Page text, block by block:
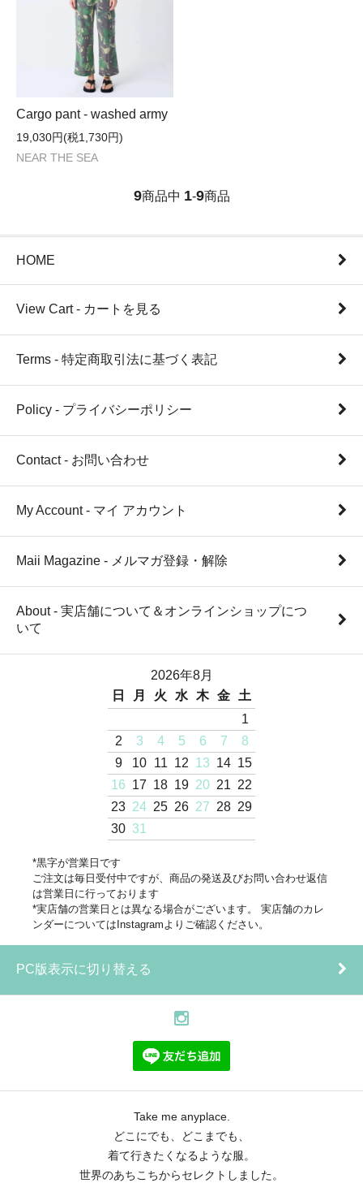
Cargo pant - washed army
19,030円(税1,730円)
NEAR THE SEA
9商品中 1-9商品
HOME
View Cart - カートを見る
Terms - 特定商取引法に基づく表記
Policy - プライバシーポリシー
Contact - お問い合わせ
My Account - マイ アカウント
Maii Magazine - メルマガ登録・解除
About - 実店舗について＆オンラインショップにつ
いて
2026年8月
日
月 火 水 木 金
土
1
2
3 4 5 6 7
8
9
10 11 12 13 14 15
16 17 18 19 20 21 22
23 24 25 26 27 28 29
30 31
*黒字が営業日です
ご注文は毎日受付中ですが、商品の発送及びお問い合わせ返信
は営業日に行っております
*実店舗の営業日とは異なる場合がございます。 実店舗のカレ
ンダーについてはInstagramよりご確認ください。
PC版表示に切り替える
Take me anyplace.
どこにでも、どこまでも、
着て行きたくなるような服。
世界のあちこちからセレクトしました。